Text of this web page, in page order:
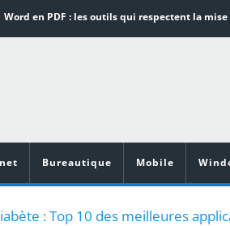
Vidéoprojecteurs Asus : Top 6 des meilleurs modèles de la marque
Bureautique Mobile
: Top 10 des meilleures